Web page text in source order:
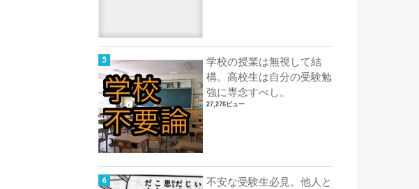
学校の授業は無視して結
構。高校生は自分の受験勉
強に専念すべし。
27,276ビュー
不安な受験生必見。他人と